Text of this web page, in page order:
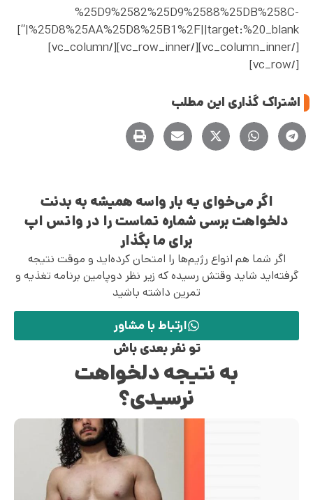
%25D9%2582%25D9%2588%25DB%258C-
%25D8%25AA%25D8%25B1%2F||target:%20_blank|”]
[/vc_column_inner][/vc_row_inner][/vc_column]
[/vc_row]
اشتراک گذاری این مطلب
اگر می‌خوای یه بار واسه همیشه به بدنت
دلخواهت برسی شماره تماست را در واتس اپ
برای ما بگذار
اگر شما هم انواع رژیم‌ها را امتحان کرده‌اید و موقت نتیجه
گرفته‌اید شاید وقتش رسیده که زیر نظر دوپامین برنامه تغذیه و
تمرین داشته باشید
ارتباط با مشاور
تو نفر بعدی باش
به نتیجه دلخواهت
نرسیدی؟